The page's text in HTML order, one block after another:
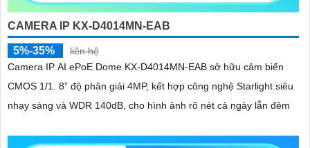
CAMERA IP KX-D4014MN-EAB
5%-35%
liên hệ
Camera IP AI ePoE Dome KX-D4014MN-EAB sở hữu cảm biến
CMOS 1/1. 8” độ phân giải 4MP, kết hợp công nghệ Starlight siêu
nhạy sáng và WDR 140dB, cho hình ảnh rõ nét cả ngày lẫn đêm